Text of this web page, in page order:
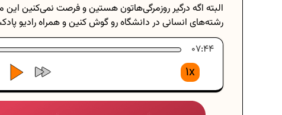
البته اگه درگیر روزمرگی‌هاتون هستین و فرصت نمی‌کنین
رشته‌های انسانی در دانشگاه رو گوش کنین و همراه رادیو
07:44
1x